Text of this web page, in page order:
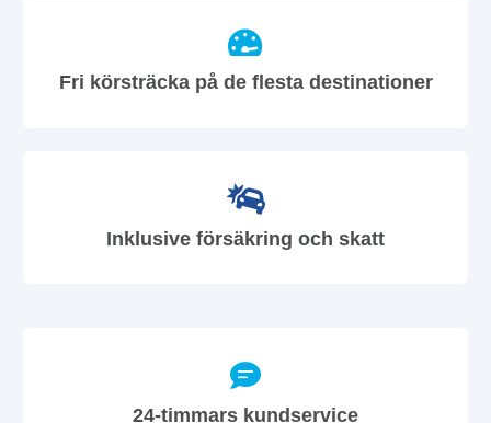
Fri körsträcka på de flesta destinationer
Inklusive försäkring och skatt
24-timmars kundservice